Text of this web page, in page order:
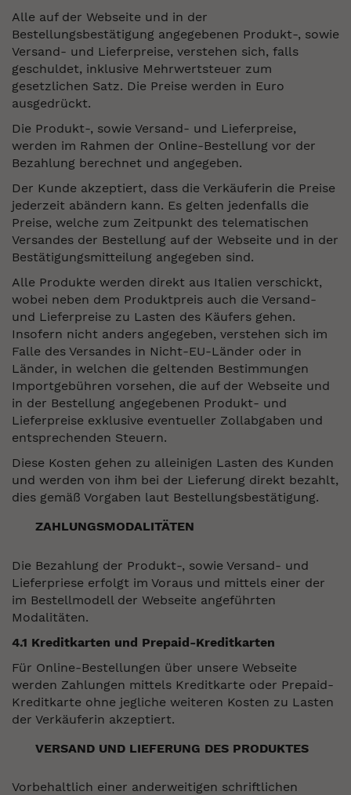
Alle auf der Webseite und in der
Bestellungsbestätigung angegebenen Produkt-, sowie
Versand- und Lieferpreise, verstehen sich, falls
geschuldet, inklusive Mehrwertsteuer zum
gesetzlichen Satz. Die Preise werden in Euro
ausgedrückt.
Die Produkt-, sowie Versand- und Lieferpreise,
werden im Rahmen der Online-Bestellung vor der
Bezahlung berechnet und angegeben.
Der Kunde akzeptiert, dass die Verkäuferin die Preise
jederzeit abändern kann. Es gelten jedenfalls die
Preise, welche zum Zeitpunkt des telematischen
Versandes der Bestellung auf der Webseite und in der
Bestätigungsmitteilung angegeben sind.
Alle Produkte werden direkt aus Italien verschickt,
wobei neben dem Produktpreis auch die Versand-
und Lieferpreise zu Lasten des Käufers gehen.
Insofern nicht anders angegeben, verstehen sich im
Falle des Versandes in Nicht-EU-Länder oder in
Länder, in welchen die geltenden Bestimmungen
Importgebühren vorsehen, die auf der Webseite und
in der Bestellung angegebenen Produkt- und
Lieferpreise exklusive eventueller Zollabgaben und
entsprechenden Steuern.
Diese Kosten gehen zu alleinigen Lasten des Kunden
und werden von ihm bei der Lieferung direkt bezahlt,
dies gemäß Vorgaben laut Bestellungsbestätigung.
ZAHLUNGSMODALITÄTEN
Die Bezahlung der Produkt-, sowie Versand- und
Lieferpriese erfolgt im Voraus und mittels einer der
im Bestellmodell der Webseite angeführten
Modalitäten.
4.1 Kreditkarten und Prepaid-Kreditkarten
Für Online-Bestellungen über unsere Webseite
werden Zahlungen mittels Kreditkarte oder Prepaid-
Kreditkarte ohne jegliche weiteren Kosten zu Lasten
der Verkäuferin akzeptiert.
VERSAND UND LIEFERUNG DES PRODUKTES
Vorbehaltlich einer anderweitigen schriftlichen